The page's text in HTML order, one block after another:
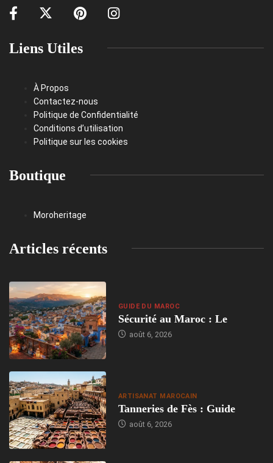
Liens Utiles
À Propos
Contactez-nous
Politique de Confidentialité
Conditions d’utilisation
Politique sur les cookies
Boutique
Moroheritage
Articles récents
GUIDE DU MAROC
Sécurité au Maroc : Le
août 6, 2026
ARTISANAT MAROCAIN
Tanneries de Fès : Guide
août 6, 2026